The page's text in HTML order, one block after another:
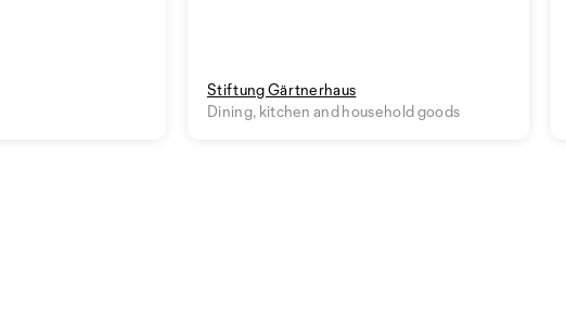
Stiftung Gärtnerhaus
Dining, kitchen and household goods